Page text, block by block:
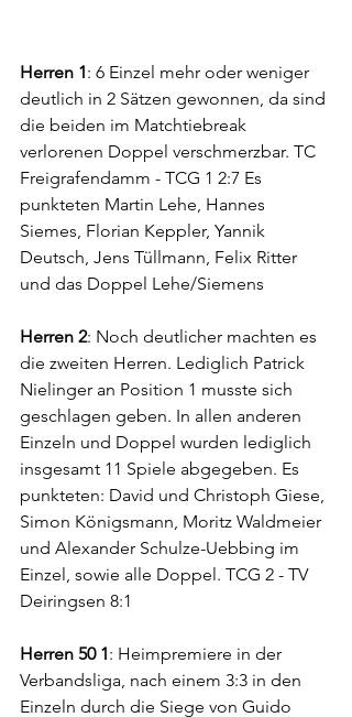
Herren 1: 6 Einzel mehr oder weniger
deutlich in 2 Sätzen gewonnen, da sind
die beiden im Matchtiebreak
verlorenen Doppel verschmerzbar. TC
Freigrafendamm - TCG 1 2:7 Es
punkteten Martin Lehe, Hannes
Siemes, Florian Keppler, Yannik
Deutsch, Jens Tüllmann, Felix Ritter
und das Doppel Lehe/Siemens
Herren 2: Noch deutlicher machten es
die zweiten Herren. Lediglich Patrick
Nielinger an Position 1 musste sich
geschlagen geben. In allen anderen
Einzeln und Doppel wurden lediglich
insgesamt 11 Spiele abgegeben. Es
punkteten: David und Christoph Giese,
Simon Königsmann, Moritz Waldmeier
und Alexander Schulze-Uebbing im
Einzel, sowie alle Doppel. TCG 2 - TV
Deiringsen 8:1
Herren 50 1: Heimpremiere in der
Verbandsliga, nach einem 3:3 in den
Einzeln durch die Siege von Guido